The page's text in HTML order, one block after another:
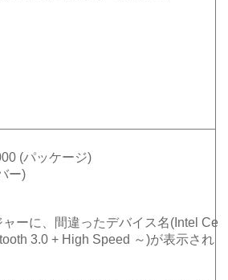
(パッケージ)
ー)
ャーに、間違ったデバイス名(Intel Ce
3.0 + High Speed ～)が表示され